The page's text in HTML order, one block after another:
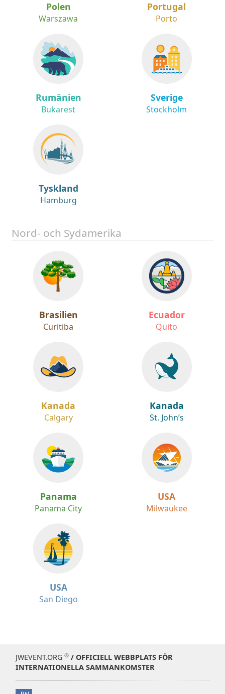
Polen
Warszawa
Portugal
Porto
Rumänien
Bukarest
Sverige
Stockholm
Tyskland
Hamburg
Nord- och Sydamerika
Brasilien
Curitiba
Ecuador
Quito
Kanada
Calgary
Kanada
St. John’s
Panama
Panama City
USA
Milwaukee
USA
San Diego
JWEVENT.ORG ® / OFFICIELL WEBBPLATS FÖR
INTERNATIONELLA SAMMANKOMSTER